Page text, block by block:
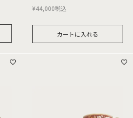
¥44,000税込
カートに入れる